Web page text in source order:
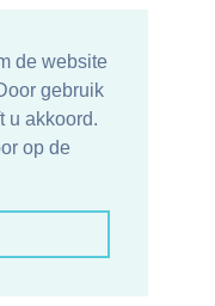
de website
gebruik
u akkoord.
op de